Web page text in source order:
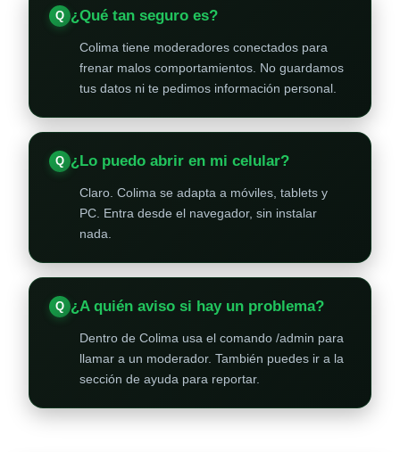
¿Qué tan seguro es?
Colima tiene moderadores conectados para
frenar malos comportamientos. No guardamos
tus datos ni te pedimos información personal.
¿Lo puedo abrir en mi celular?
Claro. Colima se adapta a móviles, tablets y
PC. Entra desde el navegador, sin instalar
nada.
¿A quién aviso si hay un problema?
Dentro de Colima usa el comando /admin para
llamar a un moderador. También puedes ir a la
sección de ayuda para reportar.